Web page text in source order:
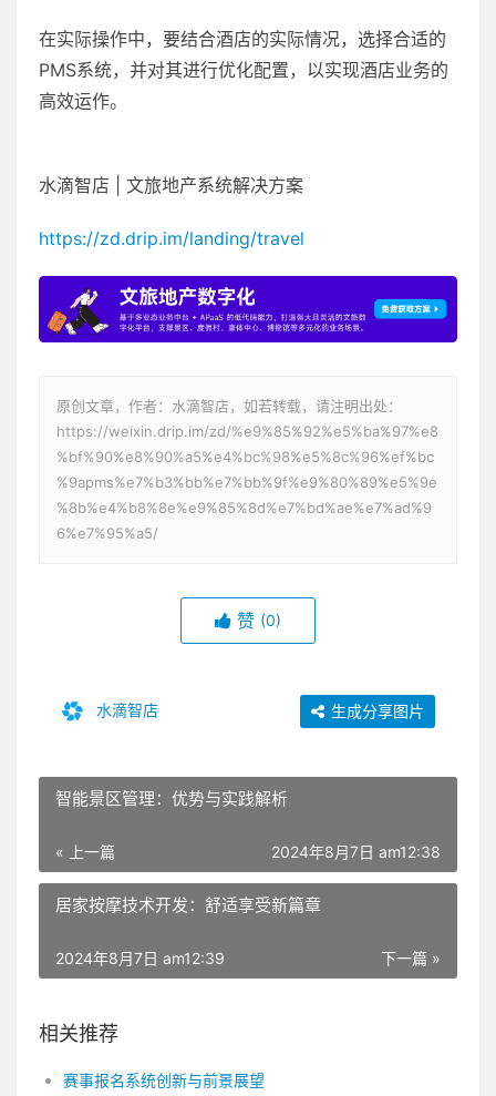
在实际操作中，要结合酒店的实际情况，选择合适的
PMS系统，并对其进行优化配置，以实现酒店业务的
高效运作。
水滴智店 | 文旅地产系统解决方案
https://zd.drip.im/landing/travel
原创文章，作者：水滴智店，如若转载，请注明出处：
https://weixin.drip.im/zd/%e9%85%92%e5%ba%97%e8
%bf%90%e8%90%a5%e4%bc%98%e5%8c%96%ef%bc
%9apms%e7%b3%bb%e7%bb%9f%e9%80%89%e5%9e
%8b%e4%b8%8e%e9%85%8d%e7%bd%ae%e7%ad%9
6%e7%95%a5/
赞 (0)
水滴智店 生成分享图片
智能景区管理：优势与实践解析
« 上一篇 2024年8月7日 am12:38
居家按摩技术开发：舒适享受新篇章
下一篇 »
2024年8月7日 am12:39
相关推荐
赛事报名系统创新与前景展望